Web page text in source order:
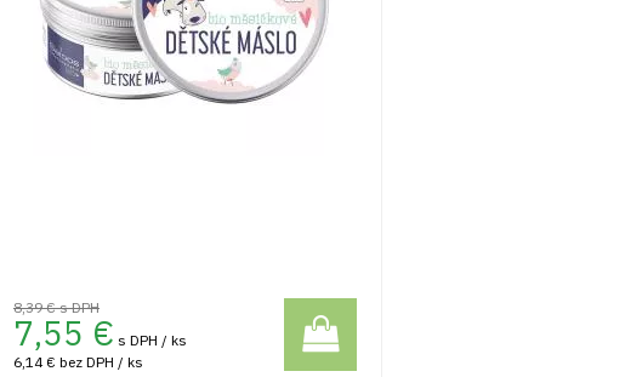
8,39 €s DPH
7,55 € s DPH / ks
6,14 € bez DPH / ks